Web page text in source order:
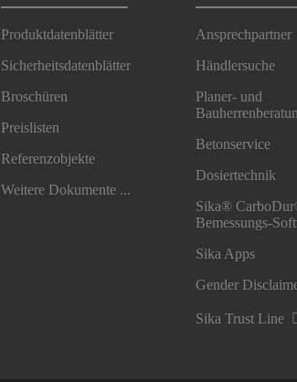
Produktdatenblätter
Sicherheitsdatenblätter
Broschüren
Preislisten
Referenzobjekte
Weitere Dokumente ...
Ansprechpartner
Händlersuche
Planer- und
Betonservice
Dosiertechnik
Sika®
Bemessungs-
Sika Apps
Gender
Sika Trust Line